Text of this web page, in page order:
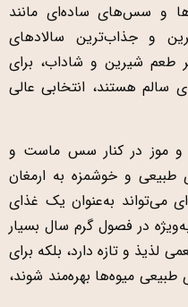
و سس‌های ساده‌ای مانند
و جذاب‌ترین سالادهای
طعم شیرین و شاداب، برای
سالم هستند، انتخابی عالی
و موز در کنار سس ماست و
طبیعی و خوشمزه به ارمغان
می‌تواند به‌عنوان یک غذای
در فصول گرم سال بسیار
لذیذ و تازه دارد، بلکه برای
میوه‌ها بهره‌مند شوند،